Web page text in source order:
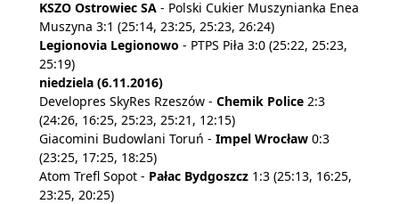
KSZO Ostrowiec SA - Polski Cukier Muszynianka Enea
Muszyna 3:1 (25:14, 23:25, 25:23, 26:24)
Legionovia Legionowo - PTPS Piła 3:0 (25:22, 25:23,
25:19)
niedziela (6.11.2016)
Developres SkyRes Rzeszów - Chemik Police 2:3
(24:26, 16:25, 25:23, 25:21, 12:15)
Giacomini Budowlani Toruń - Impel Wrocław 0:3
(23:25, 17:25, 18:25)
Atom Trefl Sopot - Pałac Bydgoszcz 1:3 (25:13, 16:25,
23:25, 20:25)